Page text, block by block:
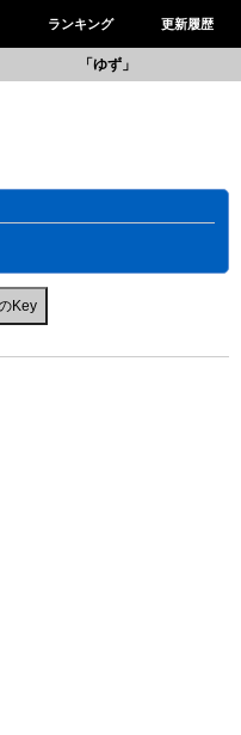
ランキング 更新履歴
「ゆず」